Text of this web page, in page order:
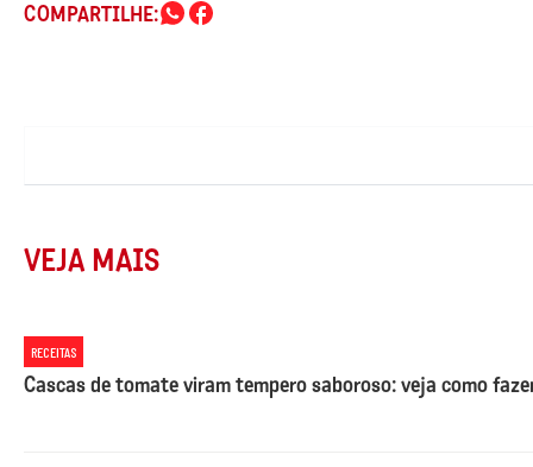
COMPARTILHE:
VEJA MAIS
RECEITAS
Cascas de tomate viram tempero saboroso: veja como